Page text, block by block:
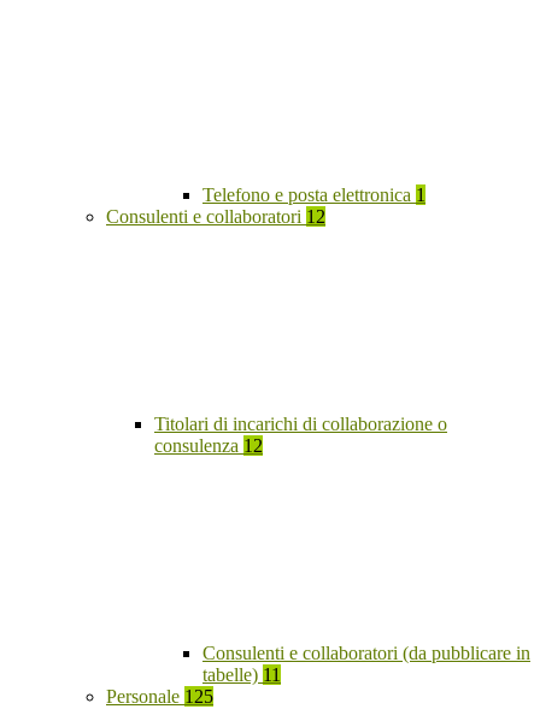
Telefono e posta elettronica 1
Consulenti e collaboratori 12
Titolari di incarichi di collaborazione o
consulenza 12
Consulenti e collaboratori (da pubblicare in
tabelle) 11
Personale 125